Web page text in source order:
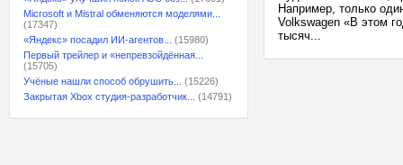
Microsoft и Mistral обменяются моделями...
(17347)
«Яндекс» посадил ИИ-агентов...
(15980)
Первый трейлер и «непревзойдённая...
(15705)
Учёные нашли способ обрушить...
(15226)
Закрытая Xbox студия-разработчик...
(14791)
Например, только
Volkswagen «В этом
тысяч...